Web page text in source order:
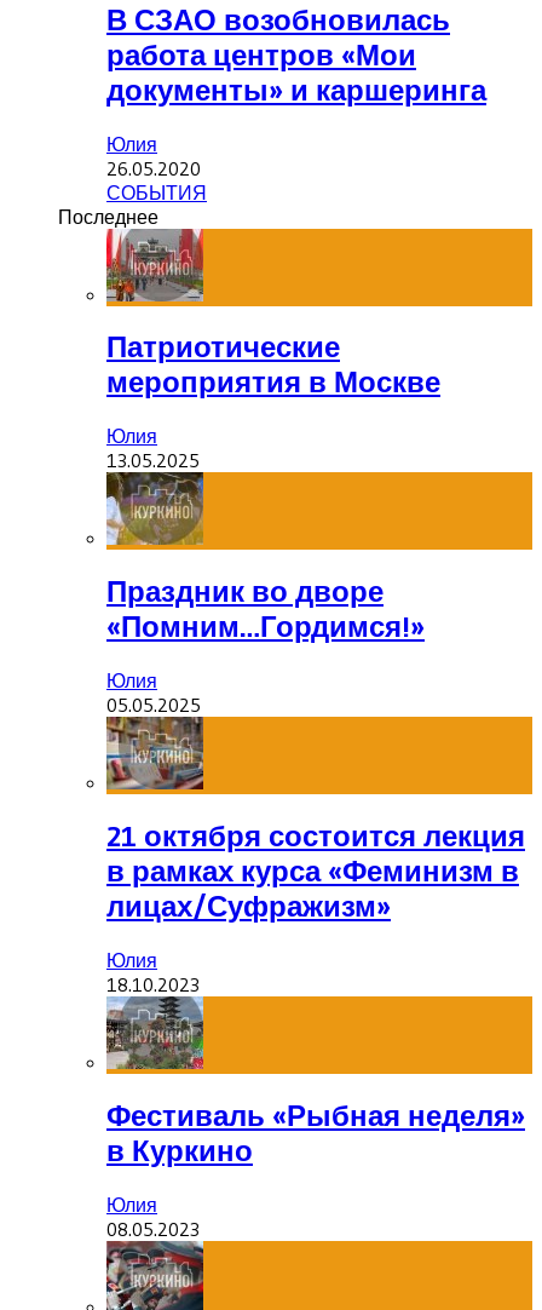
В СЗАО возобновилась
работа центров «Мои
документы» и каршеринга
Юлия
26.05.2020
СОБЫТИЯ
Последнее
Патриотические
мероприятия в Москве
Юлия
13.05.2025
Праздник во дворе
«Помним…Гордимся!»
Юлия
05.05.2025
21 октября состоится лекция
в рамках курса «Феминизм в
лицах/Суфражизм»
Юлия
18.10.2023
Фестиваль «Рыбная неделя»
в Куркино
Юлия
08.05.2023